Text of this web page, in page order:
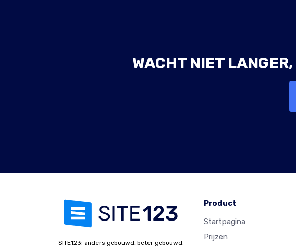
WACHT NIET
SITE123: anders gebouwd, beter gebouwd.
Product
Startpagina
Prijzen